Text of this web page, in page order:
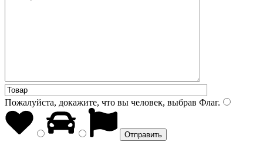
Пожалуйста, докажите, что вы человек, выбрав Флаг.